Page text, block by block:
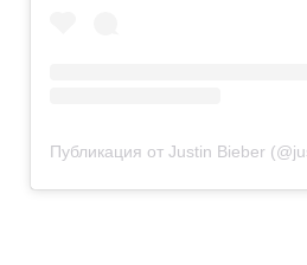
Публикация от Justin Bieber